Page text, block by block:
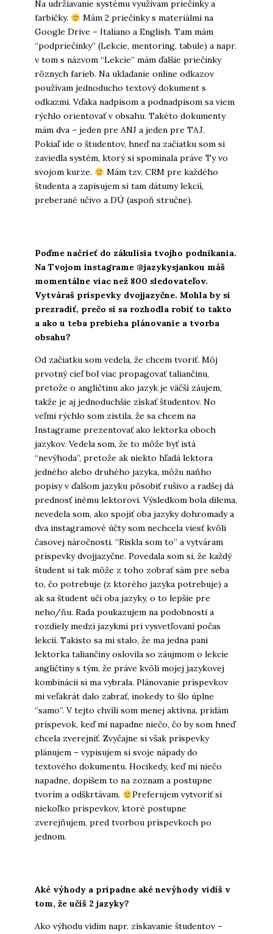
Na udržiavanie systému využívam priečinky a
farbičky.
Mám 2 priečinky s materiálmi na
Google Drive – Italiano a English. Tam mám
“podpriečinky” (Lekcie, mentoring, tabule) a napr.
v tom s názvom “Lekcie” mám ďalšie priečinky
rôznych farieb. Na ukladanie online odkazov
používam jednoducho textový dokument s
odkazmi. Vďaka nadpisom a podnadpisom sa viem
rýchlo orientovať v obsahu. Takéto dokumenty
mám dva – jeden pre ANJ a jeden pre TAJ.
Pokiaľ ide o študentov, hneď na začiatku som si
zaviedla systém, ktorý si spomínala práve Ty vo
svojom kurze.
Mám tzv. CRM pre každého
študenta a zapisujem si tam dátumy lekcií,
preberané učivo a DÚ (aspoň stručne).
Poďme načrieť do zákulisia tvojho podnikania.
Na Tvojom instagrame @jazykysjankou máš
momentálne viac než 800 sledovateľov.
Vytváraš príspevky dvojjazyčne. Mohla by si
prezradiť, prečo si sa rozhodla robiť to takto
a ako u teba prebieha plánovanie a tvorba
obsahu?
Od začiatku som vedela, že chcem tvoriť. Môj
prvotný cieľ bol viac propagovať taliančinu,
pretože o angličtinu ako jazyk je väčší záujem,
takže je aj jednoduchšie získať študentov. No
veľmi rýchlo som zistila, že sa chcem na
Instagrame prezentovať ako lektorka oboch
jazykov. Vedela som, že to môže byť istá
“nevýhoda”, pretože ak niekto hľadá lektora
jedného alebo druhého jazyka, môžu naňho
popisy v ďalšom jazyku pôsobiť rušivo a radšej dá
prednosť inému lektorovi. Výsledkom bola dilema,
nevedela som, ako spojiť oba jazyky dohromady a
dva instagramové účty som nechcela viesť kvôli
časovej náročnosti. “Riskla som to” a vytváram
príspevky dvojjazyčne. Povedala som si, že každý
študent si tak môže z toho zobrať sám pre seba
to, čo potrebuje (z ktorého jazyka potrebuje) a
ak sa študent učí oba jazyky, o to lepšie pre
neho/ňu. Rada poukazujem na podobnosti a
rozdiely medzi jazykmi pri vysvetľovaní počas
lekcií. Takisto sa mi stalo, že ma jedna pani
lektorka taliančiny oslovila so záujmom o lekcie
angličtiny s tým, že práve kvôli mojej jazykovej
kombinácií si ma vybrala. Plánovanie príspevkov
mi veľakrát dalo zabrať, inokedy to šlo úplne
“samo”. V tejto chvíli som menej aktívna, pridám
príspevok, keď mi napadne niečo, čo by som hneď
chcela zverejniť. Zvyčajne si však príspevky
plánujem – vypisujem si svoje nápady do
textového dokumentu. Hocikedy, keď mi niečo
napadne, dopíšem to na zoznam a postupne
tvorím a odškrtávam.
Preferujem vytvoriť si
niekoľko príspevkov, ktoré postupne
zverejňujem, pred tvorbou príspevkoch po
jednom.
Aké výhody a prípadne aké nevýhody vidíš v
tom, že učíš 2 jazyky?
Ako výhodu vidím napr. získavanie študentov –